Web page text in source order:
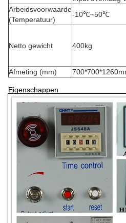
Arbeidsvoorwaarde
(Temperatuur)
-10℃~50℃
Netto gewicht 400kg
Afmeting (mm)
Eigenschappen